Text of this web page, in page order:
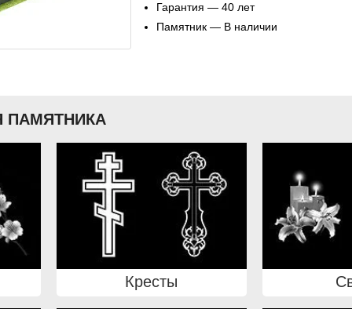
Гарантия — 40 лет
Памятник — В наличии
ПАМЯТНИКА
Кресты